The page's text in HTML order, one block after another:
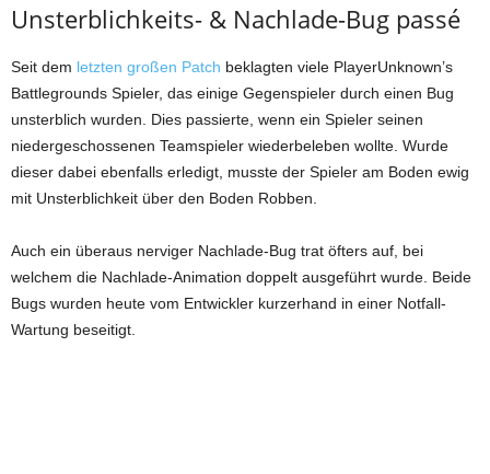
Unsterblichkeits- & Nachlade-Bug passé
Seit dem letzten großen Patch beklagten viele PlayerUnknown’s
Battlegrounds Spieler, das einige Gegenspieler durch einen Bug
unsterblich wurden. Dies passierte, wenn ein Spieler seinen
niedergeschossenen Teamspieler wiederbeleben wollte. Wurde
dieser dabei ebenfalls erledigt, musste der Spieler am Boden ewig
mit Unsterblichkeit über den Boden Robben.
Auch ein überaus nerviger Nachlade-Bug trat öfters auf, bei
welchem die Nachlade-Animation doppelt ausgeführt wurde. Beide
Bugs wurden heute vom Entwickler kurzerhand in einer Notfall-
Wartung beseitigt.